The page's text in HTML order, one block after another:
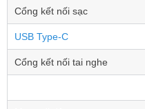
Cổng kết nối sạc
USB Type-C
Cổng kết nối tai nghe